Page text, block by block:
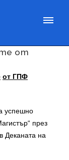
от
от ГПФ
успешно
през
Деканата на